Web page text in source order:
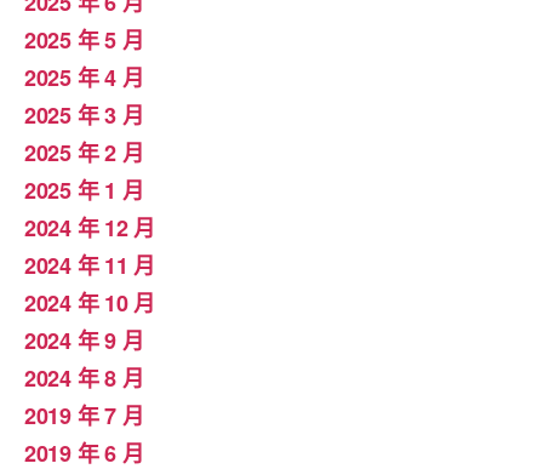
2025 年 5 月
2025 年 4 月
2025 年 3 月
2025 年 2 月
2025 年 1 月
2024 年 12 月
2024 年 11 月
2024 年 10 月
2024 年 9 月
2024 年 8 月
2019 年 7 月
2019 年 6 月